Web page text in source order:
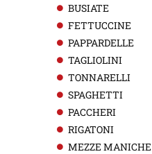
BUSIATE
FETTUCCINE
PAPPARDELLE
TAGLIOLINI
TONNARELLI
SPAGHETTI
PACCHERI
RIGATONI
MEZZE MANICHE